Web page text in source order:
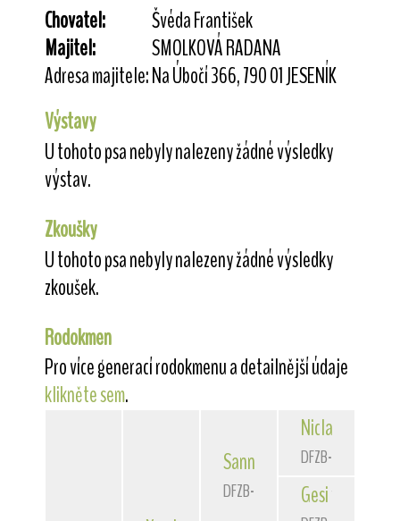
Chovatel:
Švéda František
Majitel:
SMOLKOVÁ RADANA
Adresa majitele:Na Úbočí 366, 790 01 JESENÍK
Výstavy
U tohoto psa nebyly nalezeny žádné výsledky
výstav.
Zkoušky
U tohoto psa nebyly nalezeny žádné výsledky
zkoušek.
Rodokmen
Pro více generací rodokmenu a detailnější údaje
klikněte sem.
Sannio von der
DFZB-93 1588
Niclas
DFZB-90 3172
Gesi